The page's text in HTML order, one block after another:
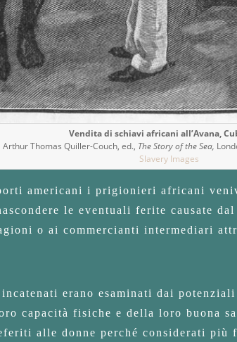
Vendita di schiavi africani all’Avana,
Arthur Thomas Quiller-Couch, ed., The Story of the Sea,
Slavery Images
americani i prigionieri africani
le eventuali ferite causate
o ai commercianti intermediari
erano esaminati dai
capacità fisiche e della loro buona
alle donne perché considerati